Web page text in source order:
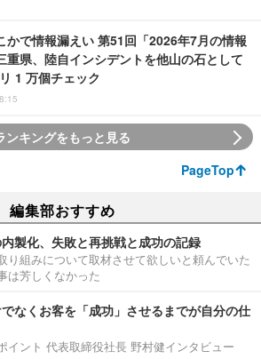
かで情報漏えい 第51回「2026年7月の情報
重県、陸自インシデントを他山の石として
1 万個チェック
ンキングをもっと見る
PageTop
編集部おすすめ
製化、失敗と再挑戦と成功の記録
り組みについて取材させて欲しいと頼んでいた
は芳しくなかった
でなくお客を「成功」させるまでが自分の仕
イント 代表取締役社長 野村健インタビュー